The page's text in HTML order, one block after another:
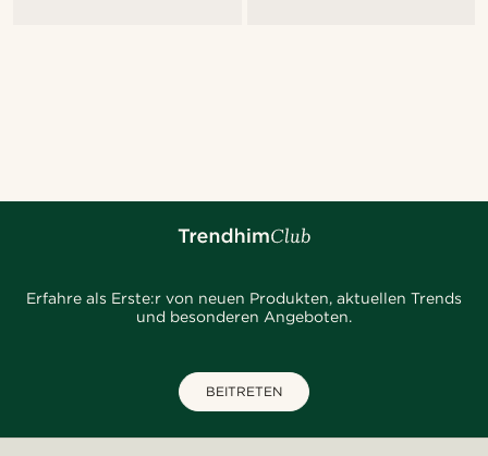
Erfahre als Erste:r von neuen Produkten, aktuellen Trends
und besonderen Angeboten.
BEITRETEN